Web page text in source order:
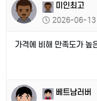
미인최고
2026-06-
가격에 비해 만족도가 높
베트남러버